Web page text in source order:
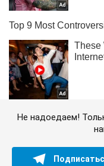
Не надоедаем!